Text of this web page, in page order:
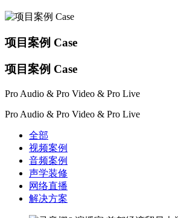
项目案例 Case
项目案例 Case
Pro Audio & Pro Video & Pro Live
Pro Audio & Pro Video & Pro Live
全部
视频案例
音频案例
声学装修
网络直播
解决方案